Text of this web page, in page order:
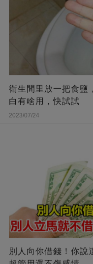
衛生間里放一把食鹽
白有啥用，快試試
2023/07/24
別人向你借錢！你說